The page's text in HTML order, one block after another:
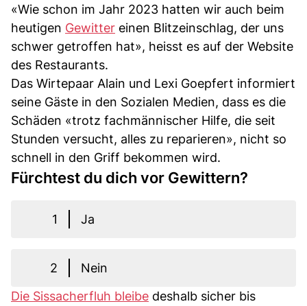
«Wie schon im Jahr 2023 hatten wir auch beim
heutigen Gewitter einen Blitzeinschlag, der uns
schwer getroffen hat», heisst es auf der Website
des Restaurants.
Das Wirtepaar Alain und Lexi Goepfert informiert
seine Gäste in den Sozialen Medien, dass es die
Schäden «trotz fachmännischer Hilfe, die seit
Stunden versucht, alles zu reparieren», nicht so
schnell in den Griff bekommen wird.
Fürchtest du dich vor Gewittern?
1 Ja
2
Nein
Die Sissacherfluh bleibe deshalb sicher bis